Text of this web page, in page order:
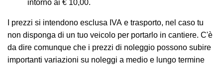
intorno ai € 10,00.
I prezzi si intendono esclusa IVA e trasporto, nel caso tu
non disponga di un tuo veicolo per portarlo in cantiere. C'è
da dire comunque che i prezzi di noleggio possono subire
importanti variazioni su noleggi a medio e lungo termine